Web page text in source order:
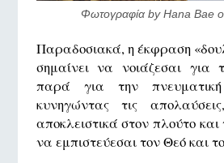
Φωτογραφία by Hana Bae
Παραδοσιακά, η έκφραση
σημαίνει να νοιάζεσαι
παρά για την
κυνηγώντας τις
αποκλειστικά στον πλούτο
να εμπιστεύεσαι τον Θεό και